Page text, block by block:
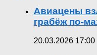
Авиацены
грабёж по-
20.03.2026 17:00